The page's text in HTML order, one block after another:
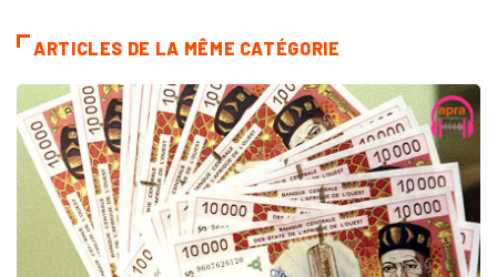
ARTICLES DE LA MÊME CATÉGORIE